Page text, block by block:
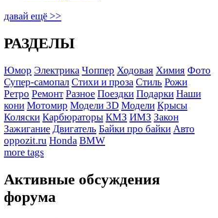
давай ещё >>
РАЗДЕЛЫ
Юмор Электрика Чоппер Ходовая Химия Фото
Супер-самопал Стихи и проза Стиль Рожи
Ретро Ремонт Разное Поездки Подарки Наши
кони Мотомир Модели 3D Модели Крысы
Коляски Карбюраторы КМЗ ИМЗ Закон
Зажигание Двигатель Байки про байки Авто
oppozit.ru Honda BMW
more tags
Активные обсуждения
форума